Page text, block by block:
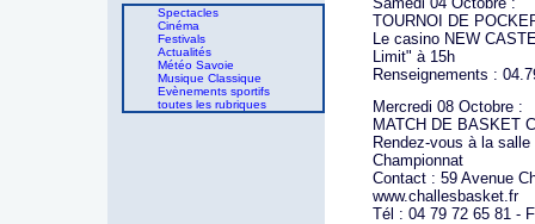
Spectacles
Cinéma
Festivals
Actualités
Météo Savoie
Musique Classique
Evènements sportifs
toutes les rubriques
TOURNOI DE
Le casino NEW
Limit" à 15h
Renseignements :
Mercredi 08 Octobre :
MATCH DE BASKET
Rendez-vous à la
Championnat
Contact : 59 Avenue
www.challesbasket.fr
Tél : 04 79 72 65 81 -